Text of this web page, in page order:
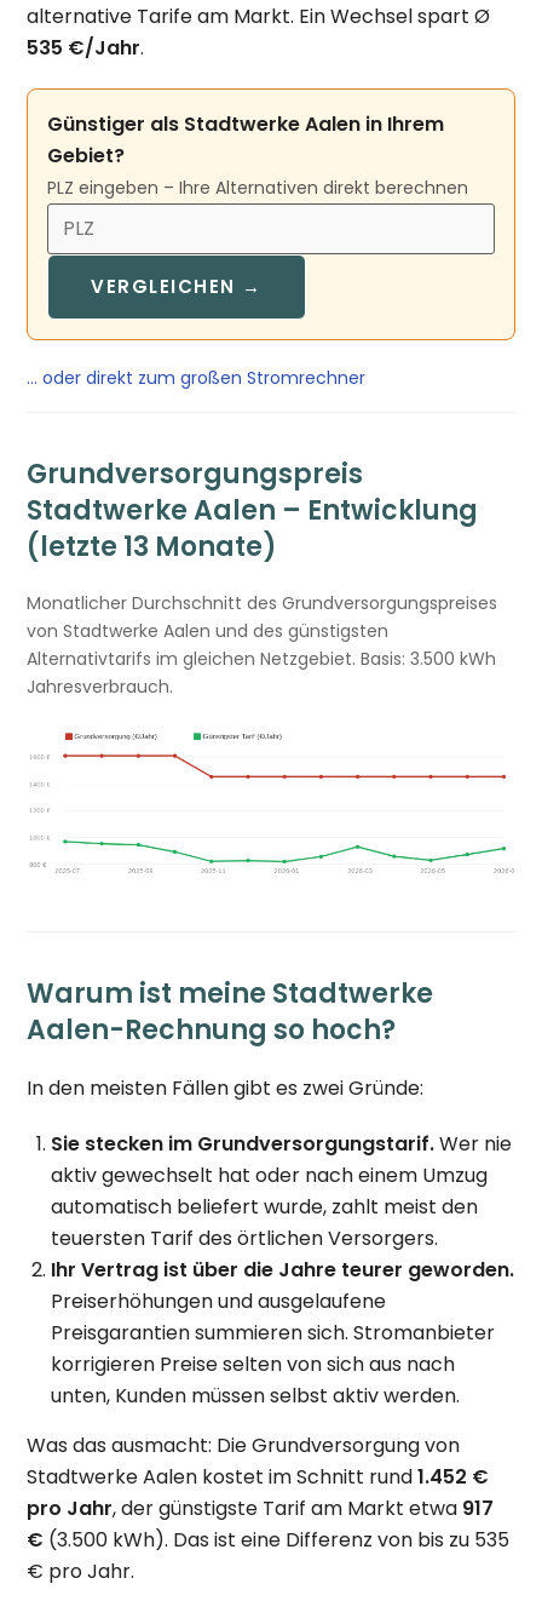
alternative Tarife am Markt. Ein Wechsel spart Ø
535 €/Jahr.
Günstiger als Stadtwerke Aalen in Ihrem
Gebiet?
PLZ eingeben – Ihre Alternativen direkt berechnen
VERGLEICHEN →
… oder direkt zum großen Stromrechner
Grundversorgungspreis
Stadtwerke Aalen – Entwicklung
(letzte 13 Monate)
Monatlicher Durchschnitt des Grundversorgungspreises
von Stadtwerke Aalen und des günstigsten
Alternativtarifs im gleichen Netzgebiet. Basis: 3.500 kWh
Jahresverbrauch.
Warum ist meine Stadtwerke
Aalen-Rechnung so hoch?
In den meisten Fällen gibt es zwei Gründe:
Sie stecken im Grundversorgungstarif.Wer nie
aktiv gewechselt hat oder nach einem Umzug
automatisch beliefert wurde, zahlt meist den
teuersten Tarif des örtlichen Versorgers.
Ihr Vertrag ist über die Jahre teurer geworden.
Preiserhöhungen und ausgelaufene
Preisgarantien summieren sich. Stromanbieter
korrigieren Preise selten von sich aus nach
unten, Kunden müssen selbst aktiv werden.
Was das ausmacht: Die Grundversorgung von
Stadtwerke Aalen kostet im Schnitt rund1.452 €
pro Jahr, der günstigste Tarif am Markt etwa 917
€ (3.500 kWh). Das ist eine Differenz von bis zu 535
€ pro Jahr.